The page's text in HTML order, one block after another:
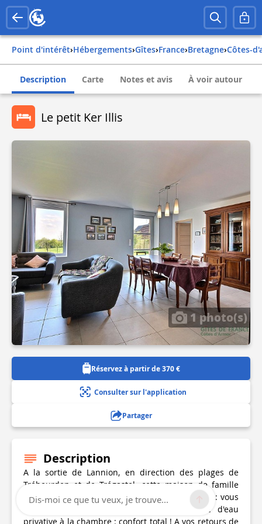
Point d'intérêt› Hébergements› Gîtes› france› bretagne› côtes-
Description Carte Notes et avis À voir autour
Le petit Ker Illis
1 photo(s)
Réservez à partir de 370 €
Consulter sur l'application
Partager
Description
A la sortie de Lannion, en direction des plages de
Trébeurden et de Trégastel, cette maison de famille
vient de s'offrir une rénovation totale et réussie : vous
apprécierez les beaux volumes et la salle d'eau
privative à la chambre : confort total ! A vos retours de
Dis-moi ce que tu veux, je trouve...